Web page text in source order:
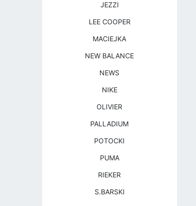
JEZZI
LEE COOPER
MACIEJKA
NEW BALANCE
NEWS
NIKE
OLIVIER
PALLADIUM
POTOCKI
PUMA
RIEKER
S.BARSKI